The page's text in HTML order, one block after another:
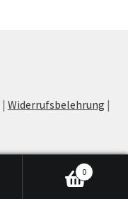
| Widerrufsbelehrung |
0